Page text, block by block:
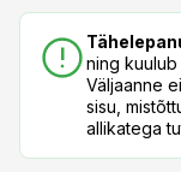
ning
Väljaanne
sisu,
allikatega